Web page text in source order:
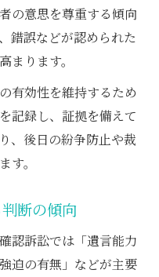
の意思を尊重する傾向
錯誤などが認められた
まります。
有効性を維持するため
記録し、証拠を備えて
、後日の紛争防止や裁
す。
断の傾向
認訴訟では「遺言能力
迫の有無」などが主要